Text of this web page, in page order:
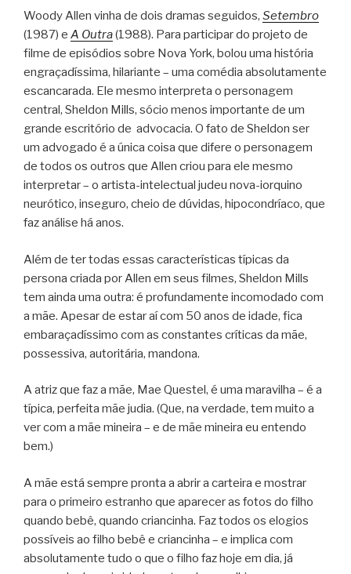
Woody Allen vinha de dois dramas seguidos, Setembro
(1987) e A Outra(1988). Para participar do projeto de
filme de episódios sobre Nova York, bolou uma história
engraçadíssima, hilariante – uma comédia absolutamente
escancarada. Ele mesmo interpreta o personagem
central, Sheldon Mills, sócio menos importante de um
grande escritório de advocacia. O fato de Sheldon ser
um advogado é a única coisa que difere o personagem
de todos os outros que Allen criou para ele mesmo
interpretar – o artista-intelectual judeu nova-iorquino
neurótico, inseguro, cheio de dúvidas, hipocondríaco, que
faz análise há anos.
Além de ter todas essas características típicas da
persona criada por Allen em seus filmes, Sheldon Mills
tem ainda uma outra: é profundamente incomodado com
a mãe. Apesar de estar aí com 50 anos de idade, fica
embaraçadíssimo com as constantes críticas da mãe,
possessiva, autoritária, mandona.
A atriz que faz a mãe, Mae Questel, é uma maravilha – é a
típica, perfeita mãe judia. (Que, na verdade, tem muito a
ver com a mãe mineira – e de mãe mineira eu entendo
bem.)
A mãe está sempre pronta a abrir a carteira e mostrar
para o primeiro estranho que aparecer as fotos do filho
quando bebê, quando criancinha. Faz todos os elogios
possíveis ao filho bebê e criancinha – e implica com
absolutamente tudo o que o filho faz hoje em dia, já